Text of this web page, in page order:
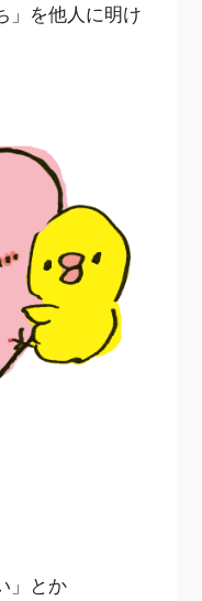
」を他人に明け
」とか